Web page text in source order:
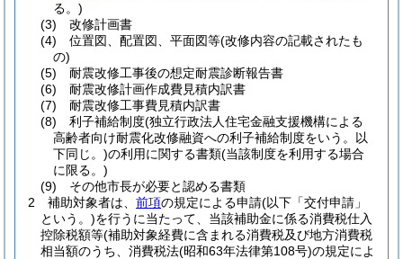
る。)
(3)
改修計画書
(4)
位置図、配置図、平面図等(改修内容の記載されたも
の)
(5)
耐震改修工事後の想定耐震診断報告書
(6)
耐震改修計画作成費見積内訳書
(7)
耐震改修工事費見積内訳書
(8)
利子補給制度(独立行政法人住宅金融支援機構による
高齢者向け耐震化改修融資への利子補給制度をいう。以
下同じ。)の利用に関する書類(当該制度を利用する場合
に限る。)
(9)
その他市長が必要と認める書類
2
補助対象者は、 前項の規定による申請(以下「交付申請」
という。)を行うに当たって、当該補助金に係る消費税仕入
控除税額等(補助対象経費に含まれる消費税及び地方消費税
相当額のうち、消費税法(昭和63年法律第108号)の規定によ